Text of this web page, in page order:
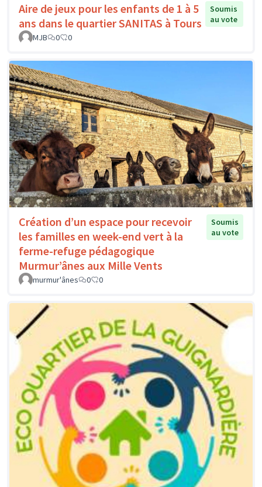
Aire de jeux pour les enfants de 1 à 5
ans dans le quartier SANITAS à Tours
Soumis
au vote
MJB
0 0
Création d’un espace pour recevoir
les familles en week-end vert à la
ferme-refuge pédagogique
Murmur’ânes aux Mille Vents
Soumis
au vote
murmur'ânes 0 0